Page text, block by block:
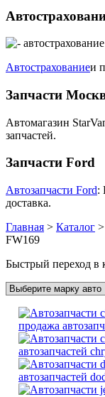
Автострахованиеи
Запчасти
Автомагазин
запчастей.
Запчасти Ford
Автозапчасти Ford:
доставка.
Главная > Каталог >
FW169
Быстрый переход в